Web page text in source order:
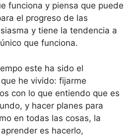
funciona y piensa que puede
el progreso de las
y tiene la tendencia a
que funciona.
este ha sido el
he vivido: fijarme
con lo que entiendo que es
y hacer planes para
en todas las cosas, la
es hacerlo,